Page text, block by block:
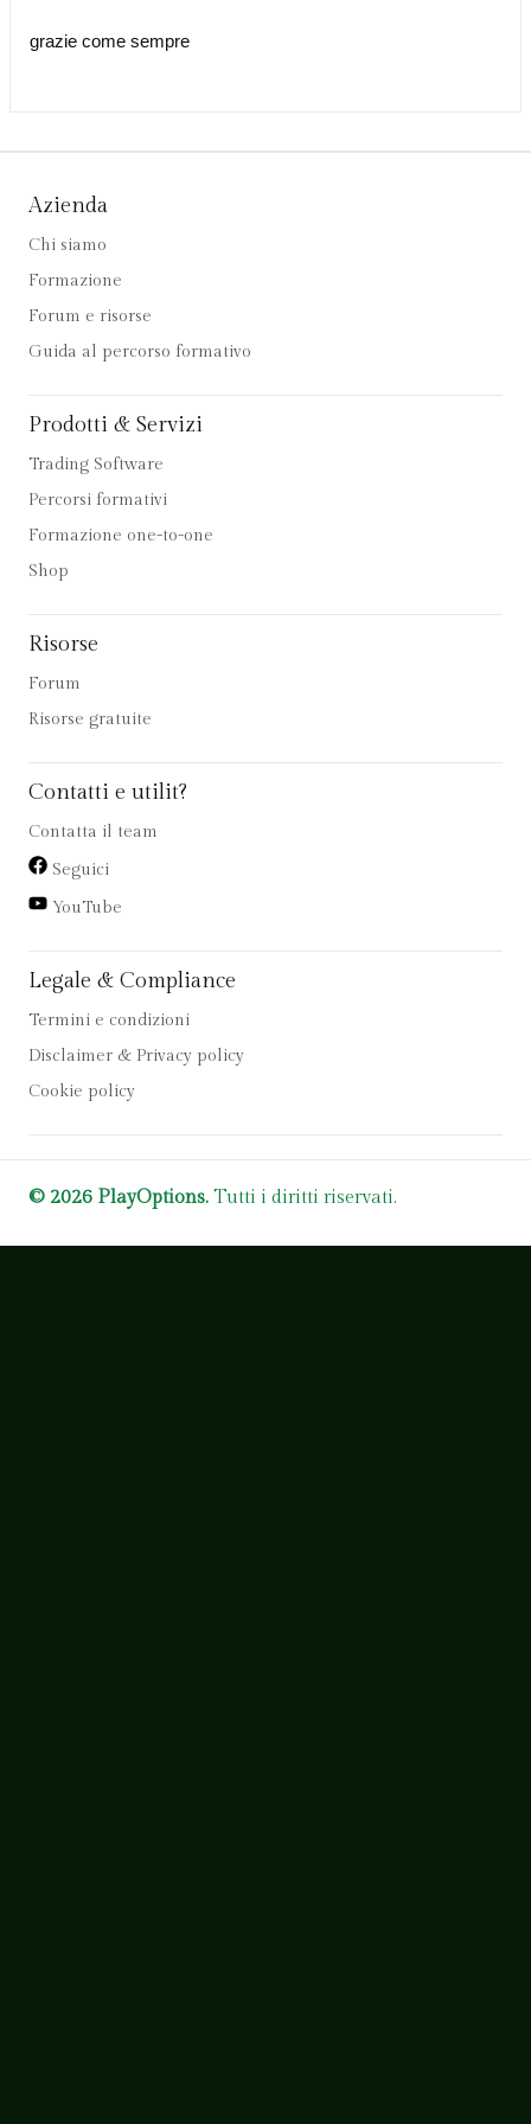
grazie come sempre
Azienda
Chi siamo
Formazione
Forum e risorse
Guida al percorso formativo
Prodotti & Servizi
Trading Software
Percorsi formativi
Formazione one-to-one
Shop
Risorse
Forum
Risorse gratuite
Contatti e utilit?
Contatta il team
Seguici
YouTube
Legale & Compliance
Termini e condizioni
Disclaimer & Privacy policy
Cookie policy
© 2026 PlayOptions. Tutti i diritti riservati.